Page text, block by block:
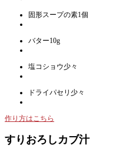
固形スープの素1個
バター10g
塩コショウ少々
ドライパセリ少々
作り方はこちら
すりおろしカブ汁